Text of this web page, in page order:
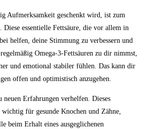
Aufmerksamkeit geschenkt wird, ist zum
Diese essentielle Fettsäure, die vor allem in
helfen, deine Stimmung zu verbessern und
Omega-3-Fettsäuren zu dir nimmst,
und emotional stabiler fühlen. Das kann dir
offen und optimistisch anzugehen.
Erfahrungen verhelfen. Dieses
für gesunde Knochen und Zähne,
beim Erhalt eines ausgeglichenen